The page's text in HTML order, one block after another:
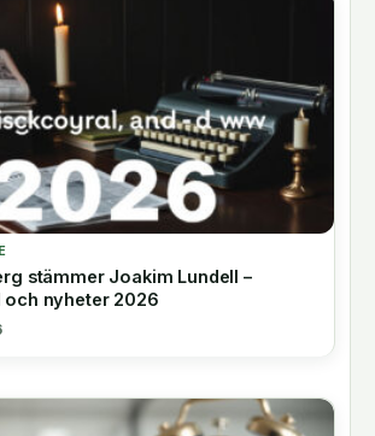
stämmer Joakim Lundell –
och nyheter 2026